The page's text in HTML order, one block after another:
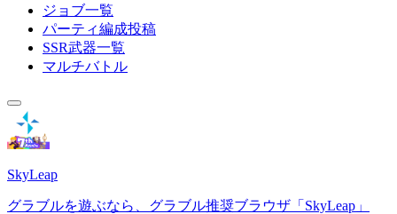
ジョブ一覧
パーティ編成投稿
SSR武器一覧
マルチバトル
SkyLeap
グラブルを遊ぶなら、グラブル推奨ブラウザ「SkyLeap」